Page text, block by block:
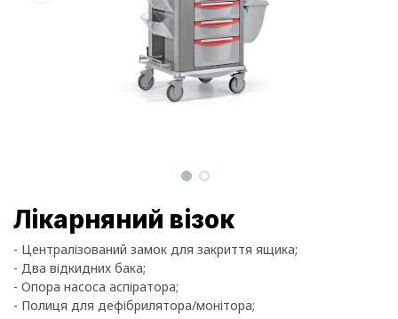
Лікарняний візок
- Централізований замок для закриття ящика;
- Два відкидних бака;
- Опора насоса аспіратора;
- Полиця для дефібрилятора/монітора;